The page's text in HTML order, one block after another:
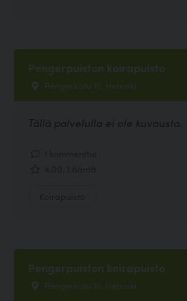
Pengerpuiston koirapuisto
Pengerkatu 16, Helsinki
Tällä palvelulla ei ole kuvausta.
Pengerpuiston koirapuisto
Pengerkatu 16, Helsinki